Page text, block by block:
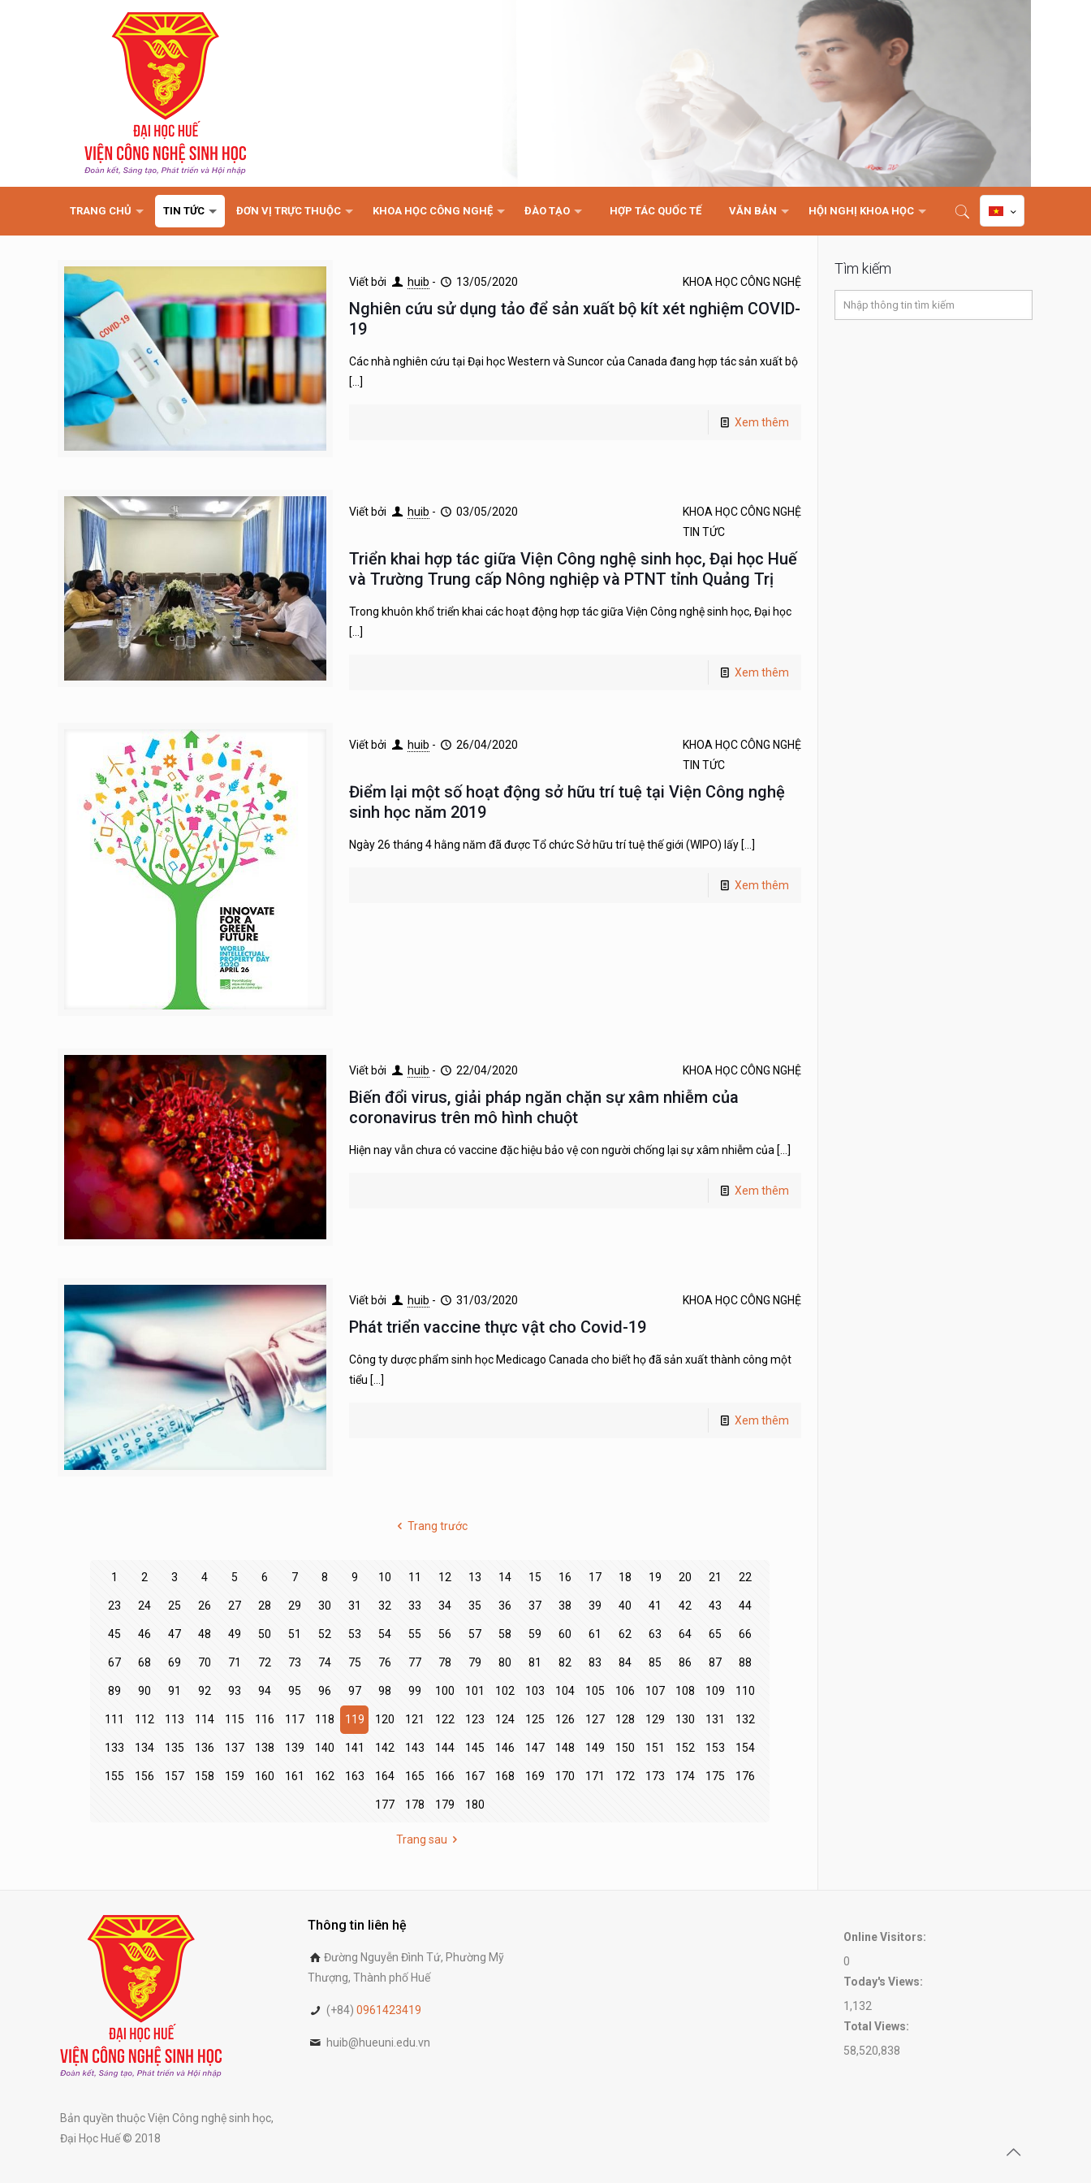
TRANG CHỦ TIN TỨC ĐƠN VỊ TRỰC THUỘC KHOA HỌC CÔNG NGHỆ ĐÀO TẠO HỢP TÁC QUỐC TẾ VĂN BẢN HỘI NGHỊ KHOA HỌC
Viết bởi huib - 13/05/2020 KHOA HỌC CÔNG NGHỆ
Nghiên cứu sử dụng tảo để sản xuất bộ kít xét nghiệm COVID-
19
Các nhà nghiên cứu tại Đại học Western và Suncor của Canada đang hợp tác sản xuất bộ
[…]
Xem thêm
Viết bởi huib - 03/05/2020
KHOA HỌC CÔNG NGHỆ
TIN TỨC
Triển khai hợp tác giữa Viện Công nghệ sinh học, Đại học Huế
và Trường Trung cấp Nông nghiệp và PTNT tỉnh Quảng Trị
Trong khuôn khổ triển khai các hoạt động hợp tác giữa Viện Công nghệ sinh học, Đại học
[…]
Xem thêm
Viết bởi huib - 26/04/2020
KHOA HỌC CÔNG NGHỆ
TIN TỨC
Điểm lại một số hoạt động sở hữu trí tuệ tại Viện Công nghệ
sinh học năm 2019
Ngày 26 tháng 4 hằng năm đã được Tổ chức Sở hữu trí tuệ thế giới (WIPO) lấy […]
Xem thêm
Viết bởi huib - 22/04/2020 KHOA HỌC CÔNG NGHỆ
Biến đổi virus, giải pháp ngăn chặn sự xâm nhiễm của
coronavirus trên mô hình chuột
Hiện nay vẫn chưa có vaccine đặc hiệu bảo vệ con người chống lại sự xâm nhiễm của […]
Xem thêm
Viết bởi huib - 31/03/2020 KHOA HỌC CÔNG NGHỆ
Phát triển vaccine thực vật cho Covid-19
Công ty dược phẩm sinh học Medicago Canada cho biết họ đã sản xuất thành công một
tiểu […]
Xem thêm
Trang trước
1 2 3 4 5 6 7 8 9 10 11 12 13 14 15 16 17 18 19 20 21 22
23 24 25 26 27 28 29 30 31 32 33 34 35 36 37 38 39 40 41 42 43 44
45 46 47 48 49 50 51 52 53 54 55 56 57 58 59 60 61 62 63 64 65 66
67 68 69 70 71 72 73 74 75 76 77 78 79 80 81 82 83 84 85 86 87 88
89 90 91 92 93 94 95 96 97 98 99 100 101 102 103 104 105 106 107 108 109 110
111 112 113 114 115 116 117 118 119 120 121 122 123 124 125 126 127 128 129 130 131 132
133 134 135 136 137 138 139 140 141 142 143 144 145 146 147 148 149 150 151 152 153 154
155 156 157 158 159 160 161 162 163 164 165 166 167 168 169 170 171 172 173 174 175 176
177 178 179 180
Trang sau
Tìm kiếm
Bản quyền thuộc Viện Công nghệ sinh học,
Đại Học Huế © 2018
Thông tin liên hệ
Đường Nguyễn Đình Tứ, Phường Mỹ
Thượng, Thành phố Huế
(+84) 0961423419
huib@hueuni.edu.vn
Online Visitors:
0
Today's Views:
1,132
Total Views:
58,520,838